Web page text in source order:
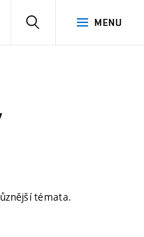
MENU
témata.